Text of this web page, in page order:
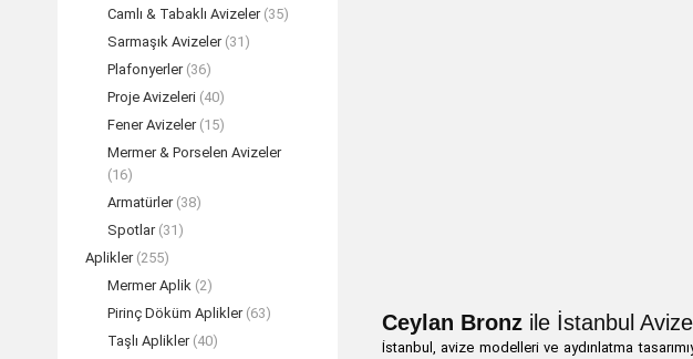
Ceylan Bronzile İstanbul
İstanbul, avize modelleri ve aydınlatma
Camlı & Tabaklı Avizeler (35)
Sarmaşık Avizeler (31)
Plafonyerler (36)
Proje Avizeleri (40)
Fener Avizeler (15)
Mermer & Porselen Avizeler
(16)
Armatürler (38)
Spotlar (31)
Aplikler (255)
Mermer Aplik (2)
Pirinç Döküm Aplikler (63)
Taşlı Aplikler (40)